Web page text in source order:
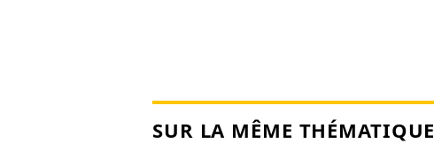
SUR LA MÊME THÉMATIQUE